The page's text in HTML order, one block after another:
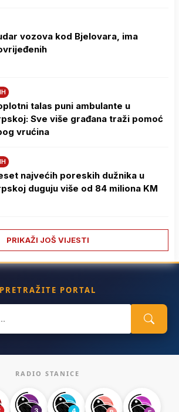
vozova kod Bjelovara, ima
talas puni ambulante u
Sve više građana traži pomoć
vrućina
najvećih poreskih dužnika u
duguju više od 84 miliona KM
PRIKAŽI JOŠ VIJESTI
PRETRAŽITE PORTAL
RADIO STANICE